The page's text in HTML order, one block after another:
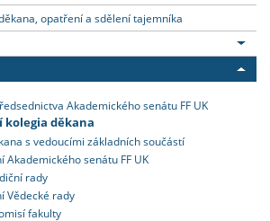
opatření a sdělení tajemníka
Akademického senátu FF UK
kolegia děkana
s vedoucími základních součástí
Akademického senátu FF UK
rady
Vědecké rady
fakulty